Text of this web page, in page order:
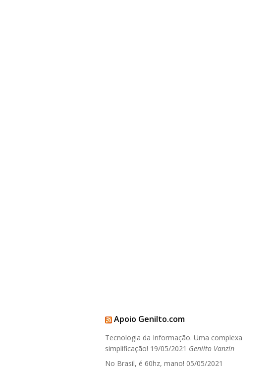
Apoio Genilto.com
Tecnologia da Informação. Uma complexa
simplificação! 19/05/2021 Genilto Vanzin
No Brasil, é 60hz, mano! 05/05/2021